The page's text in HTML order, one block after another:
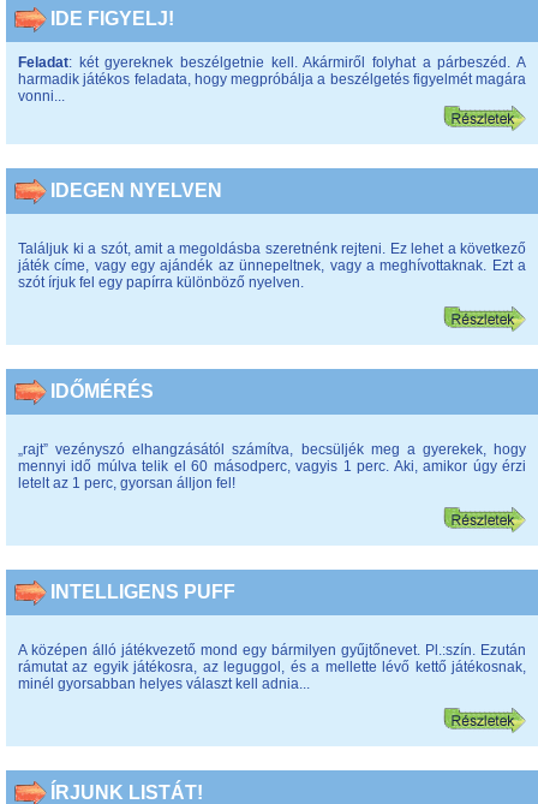
IDE FIGYELJ!
Feladat: két gyereknek beszélgetnie kell. Akármiről folyhat a párbeszéd. A
harmadik játékos feladata, hogy megpróbálja a beszélgetés figyelmét magára
vonni...
IDEGEN NYELVEN
Találjuk ki a szót, amit a megoldásba szeretnénk rejteni. Ez lehet a következő
játék címe, vagy egy ajándék az ünnepeltnek, vagy a meghívottaknak. Ezt a
szót írjuk fel egy papírra különböző nyelven.
IDŐMÉRÉS
„rajt” vezényszó elhangzásától számítva, becsüljék meg a gyerekek, hogy
mennyi idő múlva telik el 60 másodperc, vagyis 1 perc. Aki, amikor úgy érzi
letelt az 1 perc, gyorsan álljon fel!
INTELLIGENS PUFF
A középen álló játékvezető mond egy bármilyen gyűjtőnevet. Pl.:szín. Ezután
rámutat az egyik játékosra, az leguggol, és a mellette lévő kettő játékosnak,
minél gyorsabban helyes választ kell adnia...
ÍRJUNK LISTÁT!